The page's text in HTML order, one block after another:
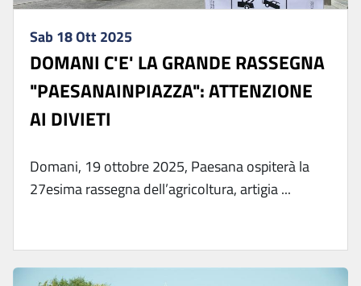
Sab 18 Ott 2025
DOMANI C'E' LA GRANDE RASSEGNA
"PAESANAINPIAZZA": ATTENZIONE
AI DIVIETI
Domani, 19 ottobre 2025, Paesana ospiterà la
27esima rassegna dell’agricoltura, artigia ...